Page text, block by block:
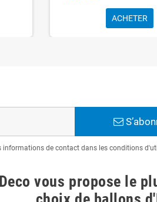
ACHETER
de contact dans les conditions
vous propose le